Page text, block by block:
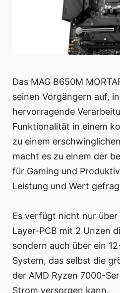
Das MAG B650M
seinen Vorgängern auf,
hervorragende
Funktionalität in einem
zu einem
macht es zu einem der
für Gaming und
Leistung und Wert
Es verfügt nicht nur
Layer-PCB mit 2 Unzen
sondern auch über ein
System, das selbst die
der AMD Ryzen 7000-
Strom versorgen kann.